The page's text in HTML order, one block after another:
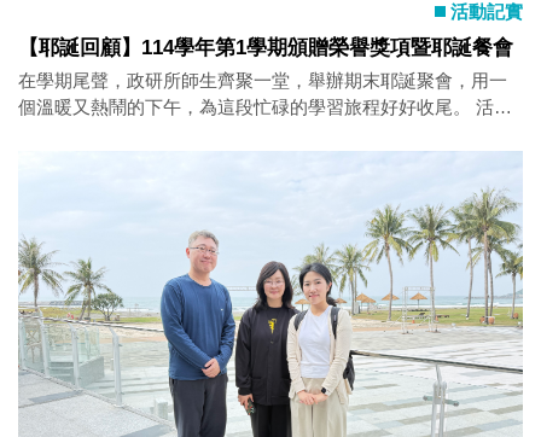
活動記實
【耶誕回顧】114學年第1學期頒贈榮譽獎項暨耶誕餐會
在學期尾聲，政研所師生齊聚一堂，舉辦期末耶誕聚會，用一
個溫暖又熱鬧的下午，為這段忙碌的學習旅程好好收尾。 活動
獄交換禮物，還有擊劍趣味競賽登場，緊張又好笑的對戰過
程，讓大家在歡呼聲中盡情釋放期末壓力。 最後的耶誕餐會，
大家一邊享用美食、一邊自在交流，在輕鬆的節慶氛圍中迎接
佳節。 謝謝每一位師生的參與，讓這場聚會成為學期末最難
忘、也最有溫度的回憶之一。